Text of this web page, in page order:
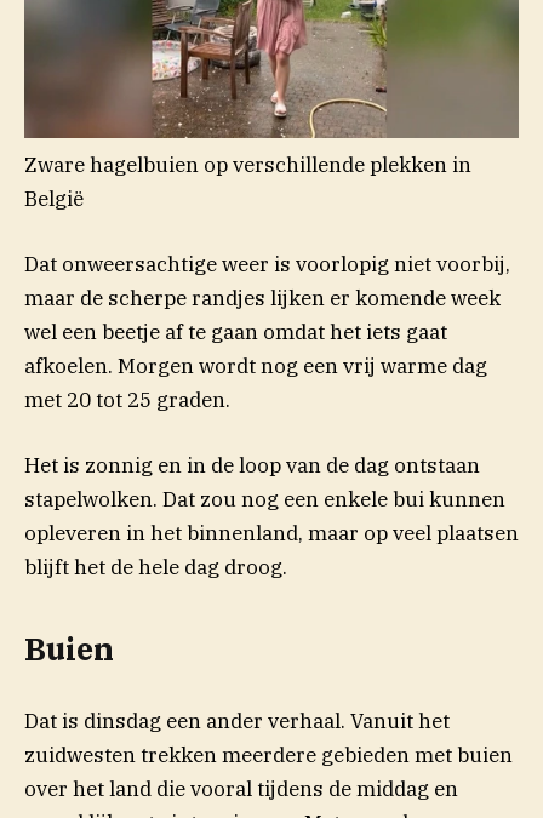
Zware hagelbuien op verschillende plekken in
België
Dat onweersachtige weer is voorlopig niet voorbij,
maar de scherpe randjes lijken er komende week
wel een beetje af te gaan omdat het iets gaat
afkoelen. Morgen wordt nog een vrij warme dag
met 20 tot 25 graden.
Het is zonnig en in de loop van de dag ontstaan
stapelwolken. Dat zou nog een enkele bui kunnen
opleveren in het binnenland, maar op veel plaatsen
blijft het de hele dag droog.
Buien
Dat is dinsdag een ander verhaal. Vanuit het
zuidwesten trekken meerdere gebieden met buien
over het land die vooral tijdens de middag en